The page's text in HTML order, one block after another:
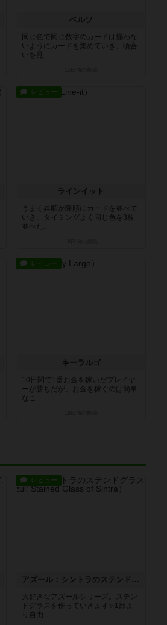
ベルソ
同じ色で同じ数字のカードは揃わな
いようにカードを集めていき、頃合
いを見...
レビュー
ラインイット
うまく昇順か降順にカードを並べて
いき、タイミングよく同じ色を3枚
並べた...
レビュー
キーラルゴ
10日間で1番お金を稼いだプレイヤ
ーが勝ちだが、お金を稼ぐのは簡単
なこ...
レビュー
アズール：シントラのステンドグラス
大好きなアズールシリーズ。ステン
ドグラスを作っていきます✨1部よ
り自由...